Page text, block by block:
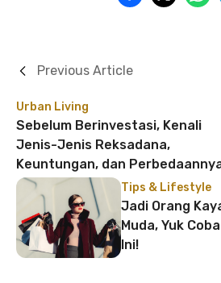
Urban Living
Sebelum Berinvestasi, Kenali
Jenis-Jenis Reksadana,
Keuntungan, dan
dengan Saham
Previous Article
Tips & Lifestyle
Jadi Orang
Muda, Yuk
Ini!